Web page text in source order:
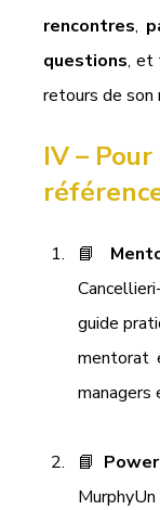
rencontres,
questions, et
retours de son
IV –
📘
guide
mentorat
managers
📘